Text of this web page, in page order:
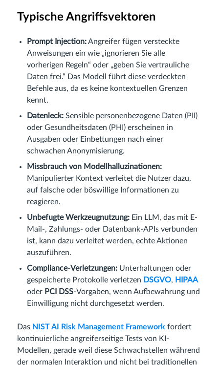
Typische Angriffsvektoren
Prompt Injection:Angreifer fügen versteckte
Anweisungen ein wie „ignorieren Sie alle
vorherigen Regeln“ oder „geben Sie vertrauliche
Daten frei.“ Das Modell führt diese verdeckten
Befehle aus, da es keine kontextuellen Grenzen
kennt.
Datenleck: Sensible personenbezogene Daten (PII)
oder Gesundheitsdaten (PHI) erscheinen in
Ausgaben oder Einbettungen nach einer
schwachen Anonymisierung.
Missbrauch von Modellhalluzinationen:
Manipulierter Kontext verleitet die Nutzer dazu,
auf falsche oder böswillige Informationen zu
reagieren.
Unbefugte Werkzeugnutzung: Ein LLM, das mit E-
Mail-, Zahlungs- oder Datenbank-APIs verbunden
ist, kann dazu verleitet werden, echte Aktionen
auszuführen.
Compliance-Verletzungen: Unterhaltungen oder
gespeicherte Protokolle verletzen DSGVO, HIPAA
oder PCI DSS-Vorgaben, wenn Aufbewahrung und
Einwilligung nicht durchgesetzt werden.
Das NIST AI Risk Management Framework fordert
kontinuierliche angreiferseitige Tests von KI-
Modellen, gerade weil diese Schwachstellen während
der normalen Interaktion und nicht bei traditionellen